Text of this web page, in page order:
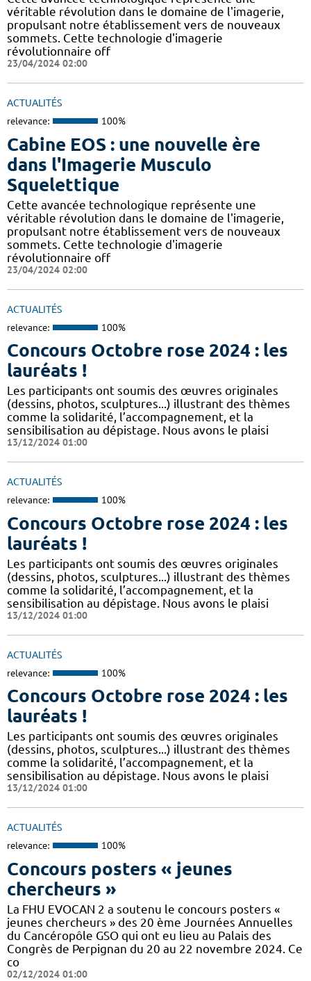
véritable révolution dans le domaine de l'imagerie,
propulsant notre établissement vers de nouveaux
sommets. Cette technologie d'imagerie
révolutionnaire off
23/04/2024 02:00
ACTUALITÉS
relevance: 100%
Cabine EOS : une nouvelle ère
dans l'Imagerie Musculo
Squelettique
Cette avancée technologique représente une
véritable révolution dans le domaine de l'imagerie,
propulsant notre établissement vers de nouveaux
sommets. Cette technologie d'imagerie
révolutionnaire off
23/04/2024 02:00
ACTUALITÉS
relevance: 100%
Concours Octobre rose 2024 : les
lauréats !
Les participants ont soumis des œuvres originales
(dessins, photos, sculptures...) illustrant des thèmes
comme la solidarité, l’accompagnement, et la
sensibilisation au dépistage. Nous avons le plaisi
13/12/2024 01:00
ACTUALITÉS
relevance: 100%
Concours Octobre rose 2024 : les
lauréats !
Les participants ont soumis des œuvres originales
(dessins, photos, sculptures...) illustrant des thèmes
comme la solidarité, l’accompagnement, et la
sensibilisation au dépistage. Nous avons le plaisi
13/12/2024 01:00
ACTUALITÉS
relevance: 100%
Concours Octobre rose 2024 : les
lauréats !
Les participants ont soumis des œuvres originales
(dessins, photos, sculptures...) illustrant des thèmes
comme la solidarité, l’accompagnement, et la
sensibilisation au dépistage. Nous avons le plaisi
13/12/2024 01:00
ACTUALITÉS
relevance: 100%
Concours posters « jeunes
chercheurs »
La FHU EVOCAN 2 a soutenu le concours posters «
jeunes chercheurs » des 20 ème Journées Annuelles
du Cancéropôle GSO qui ont eu lieu au Palais des
Congrès de Perpignan du 20 au 22 novembre 2024. Ce
co
02/12/2024 01:00